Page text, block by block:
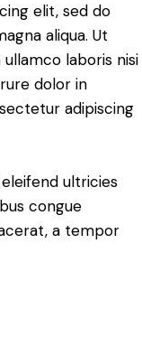
elit, sed do
aliqua. Ut
laboris nisi
dolor in
adipiscing
ultricies
congue
a tempor